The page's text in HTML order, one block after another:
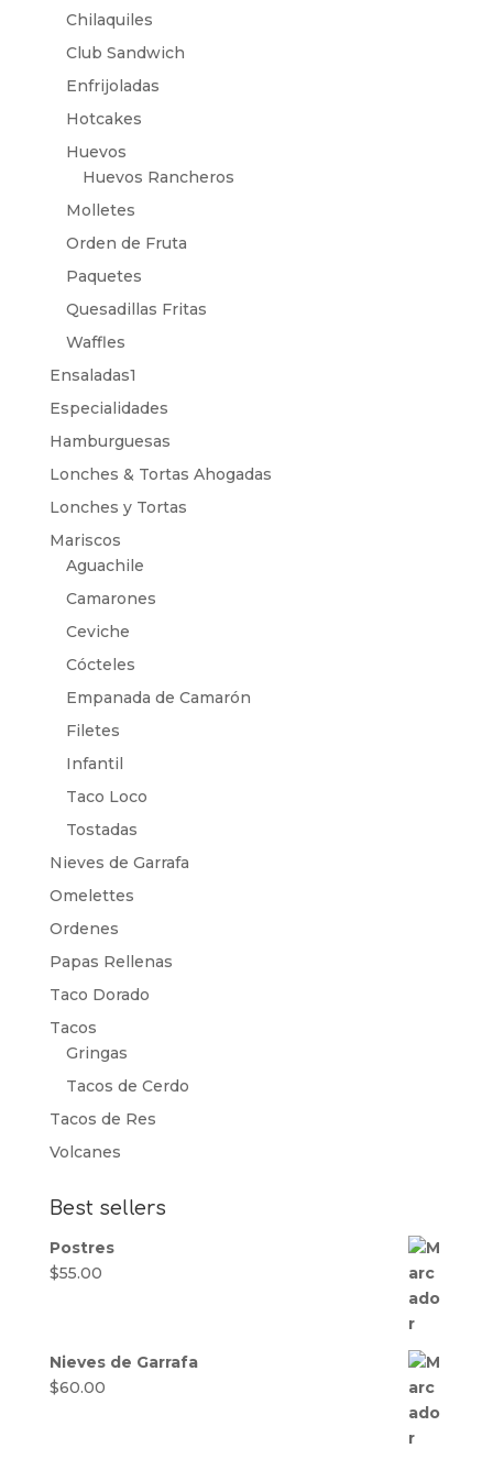
Chilaquiles
Club Sandwich
Enfrijoladas
Hotcakes
Huevos
Huevos Rancheros
Molletes
Orden de Fruta
Paquetes
Quesadillas Fritas
Waffles
Ensaladas1
Especialidades
Hamburguesas
Lonches & Tortas Ahogadas
Lonches y Tortas
Mariscos
Aguachile
Camarones
Ceviche
Cócteles
Empanada de Camarón
Filetes
Infantil
Taco Loco
Tostadas
Nieves de Garrafa
Omelettes
Ordenes
Papas Rellenas
Taco Dorado
Tacos
Gringas
Tacos de Cerdo
Tacos de Res
Volcanes
Best sellers
Postres
$55.00
Nieves de Garrafa
$60.00